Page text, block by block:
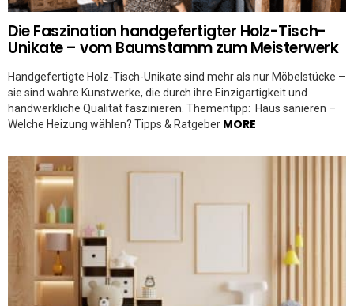
Die Faszination handgefertigter Holz-Tisch-
Unikate – vom Baumstamm zum Meisterwerk
Handgefertigte Holz-Tisch-Unikate sind mehr als nur Möbelstücke –
sie sind wahre Kunstwerke, die durch ihre Einzigartigkeit und
handwerkliche Qualität faszinieren. Thementipp: Haus sanieren –
Welche Heizung wählen? Tipps & Ratgeber MORE